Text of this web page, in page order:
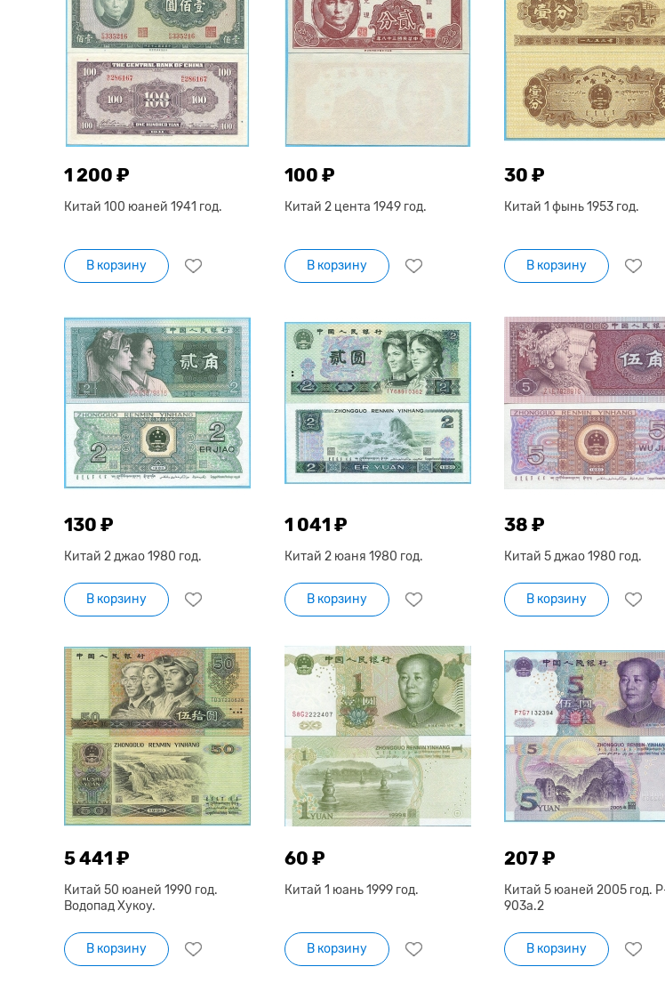
1 200 ₽
Китай 100 юаней 1941 год.
В корзину
100 ₽
Китай 2 цента 1949 год.
В корзину
30 ₽
Китай 1 фынь 1953 год.
В корзину
130 ₽
Китай 2 джао 1980 год.
В корзину
1 041 ₽
Китай 2 юаня 1980 год.
В корзину
38 ₽
Китай 5 джао 1980 год.
В корзину
5 441 ₽
Китай 50 юаней 1990 год.
Водопад Хукоу.
В корзину
60 ₽
Китай 1 юань 1999 год.
В корзину
207 ₽
Китай 5 юаней 2005 год.
903а.2
В корзину